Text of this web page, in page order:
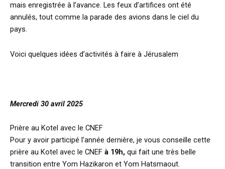
mais enregistrée à l’avance. Les feux d’artifices ont été
annulés, tout comme la parade des avions dans le ciel du
pays.
Voici quelques idées d’activités à faire à Jérusalem
Mercredi 30 avril 2025
Prière au Kotel avec le CNEF
Pour y avoir participé l’année dernière, je vous conseille cette
prière au Kotel avec le CNEF à 19h, qui fait une très belle
transition entre Yom Hazikaron et Yom Hatsmaout.